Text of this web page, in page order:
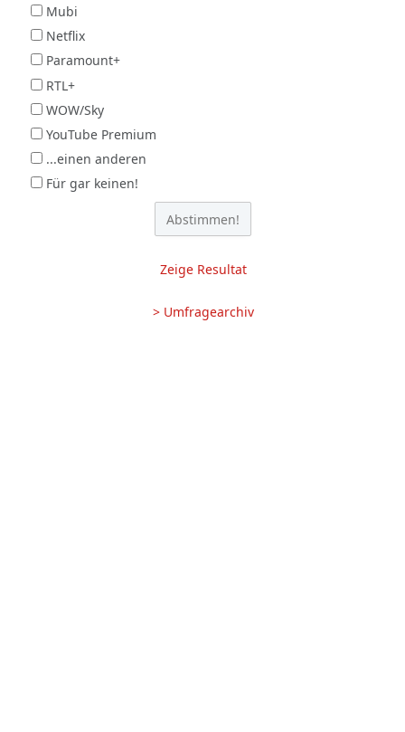
Mubi
Netflix
Paramount+
RTL+
WOW/Sky
YouTube Premium
...einen anderen
Für gar keinen!
Zeige Resultat
> Umfragearchiv